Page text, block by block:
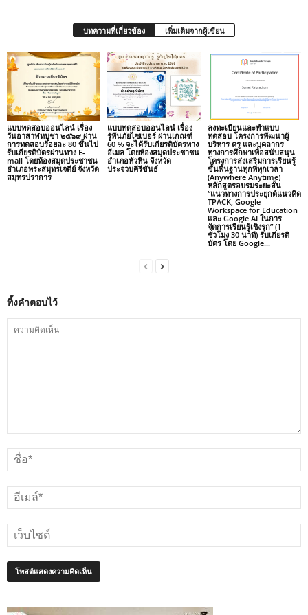
บทความที่เกี่ยวข้อง เพิ่มเติมจากผู้เขียน
แบบทดสอบออนไลน์ เรื่อง
วันอาสาฬหบูชา ๒๕๖๙ ผ่าน
การทดสอบร้อยละ 80 ขึ้นไป
รับเกียรติบัตรผ่านทาง E-
mail โดยห้องสมุดประชาชน
อำเภอพระสมุทรเจดีย์ จังหวัด
สมุทรปราการ
แบบทดสอบออนไลน์ เรื่อง
รู้ทันภัยไซเบอร์ ผ่านเกณฑ์
60 % จะได้รับเกียรติบัตรทาง
อีเมล โดยห้องสมุดประชาชน
อำเภอหัวหิน จังหวัด
ประจวบคีรีขันธ์
ลงทะเบียนและทำแบบ
ทดสอบ โครงการพัฒนาผู้
บริหาร ครู และบุคลากร
ทางการศึกษาเพื่อสนับสนุน
โครงการส่งเสริมการเรียนรู้
ขั้นพื้นฐานทุกที่ทุกเวลา
(Anywhere Anytime)
หลักสูตรอบรมระยะสั้น
“แนวทางการประยุกต์แนวคิด
TPACK, Google
Workspace for Education
และ Google AI ในการ
จัดการเรียนรู้เชิงรุก” (1
ชั่วโมง 30 นาที) รับเกียรติ
บัตร โดย Google...
ทิ้งคำตอบไว้